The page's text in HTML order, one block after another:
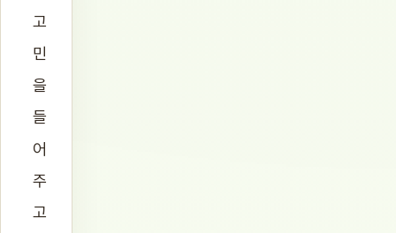
고
민
을
들
어
주
고